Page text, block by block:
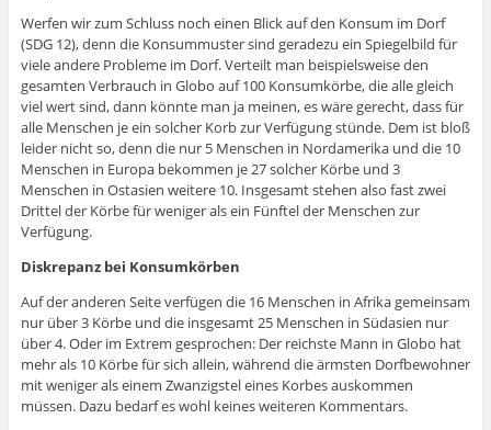
Werfen wir zum Schluss noch einen Blick auf den Konsum im Dorf
(SDG 12), denn die Konsummuster sind geradezu ein Spiegelbild für
viele andere Probleme im Dorf. Verteilt man beispielsweise den
gesamten Verbrauch in Globo auf 100 Konsumkörbe, die alle gleich
viel wert sind, dann könnte man ja meinen, es wäre gerecht, dass für
alle Menschen je ein solcher Korb zur Verfügung stünde. Dem ist bloß
leider nicht so, denn die nur 5 Menschen in Nordamerika und die 10
Menschen in Europa bekommen je 27 solcher Körbe und 3
Menschen in Ostasien weitere 10. Insgesamt stehen also fast zwei
Drittel der Körbe für weniger als ein Fünftel der Menschen zur
Verfügung.
Diskrepanz bei Konsumkörben
Auf der anderen Seite verfügen die 16 Menschen in Afrika gemeinsam
nur über 3 Körbe und die insgesamt 25 Menschen in Südasien nur
über 4. Oder im Extrem gesprochen: Der reichste Mann in Globo hat
mehr als 10 Körbe für sich allein, während die ärmsten Dorfbewohner
mit weniger als einem Zwanzigstel eines Korbes auskommen
müssen. Dazu bedarf es wohl keines weiteren Kommentars.